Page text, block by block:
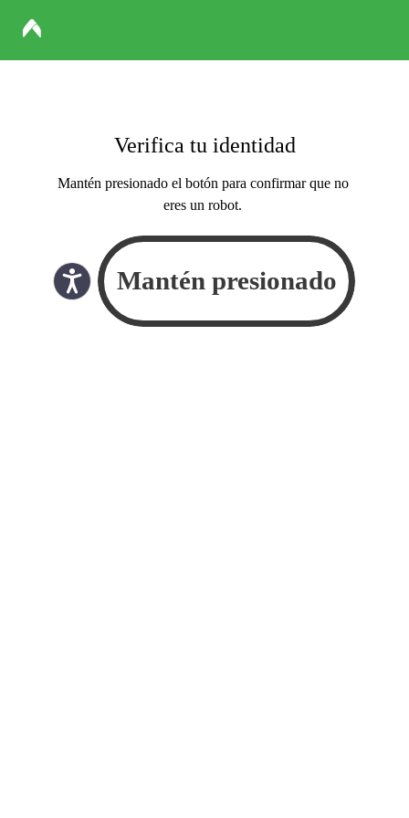
Verifica tu identidad
Mantén presionado el botón para confirmar que no
eres un robot.